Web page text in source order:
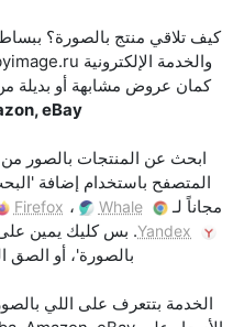
كمان عروض مشابهة أو بديلة
eBay
ابحث عن المنتجات بالصور من
المتصفح باستخدام إضافة
مجاناً لـ
Firefox ، Whale
Yandex. بس كليك يمين
بالصورة'، أو الصق
الخدمة بتتعرف على اللي